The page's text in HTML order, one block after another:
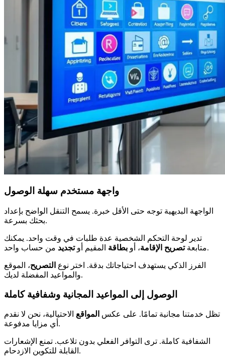
واجهة مستخدم سهلة الوصول
الواجهة البديهية توجه حتى الأقل خبرة. يسمح التنقل الواضح بإعداد
بحثك بسرعة.
تدير لوحة التحكم الشخصية عدة طلبات في وقت واحد. يمكنك
متابعةتصريح الإقامة، أو بطاقة المقيم أوتجديد من حساب واحد.
الفرز الذكي يستهدف احتياجاتك بدقة. اختر نوع التصريح، الموقع
والمواعيد المفضلة لديك.
الوصول إلى المواعيد المجانية وشفافية كاملة
تظل خدمتنا مجانية تمامًا. على عكس المواقع الاحتيالية، نحن لا نقدم
أي مزايا مدفوعة.
الشفافية كاملة. ترى التوافر الفعلي بدون تلاعب. تمنع الإشعارات
القابلة للتكوين الازدحام.